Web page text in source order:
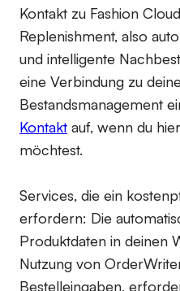
Kontakt zu Fashion
Replenishment, also
und intelligente
eine Verbindung zu
Bestandsmanagement
Kontakt auf, wenn du
möchtest.
Services, die ein
erfordern: Die
Produktdaten in deinen
Nutzung von
Bestelleingaben,